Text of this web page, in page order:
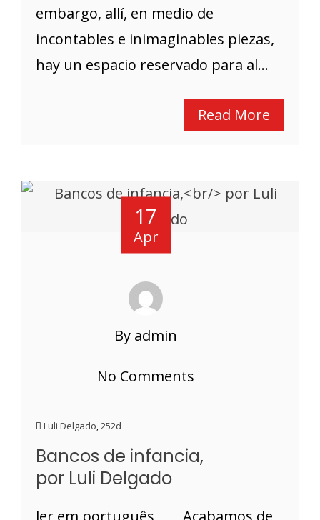
embargo, allí, en medio de
incontables e inimaginables piezas,
hay un espacio reservado para al...
Read More
17
Apr
By admin
No Comments
Luli Delgado,252d
Bancos de infancia,
por Luli Delgado
ler em português Acabamos de